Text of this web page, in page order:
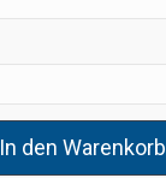
In den Warenkorb